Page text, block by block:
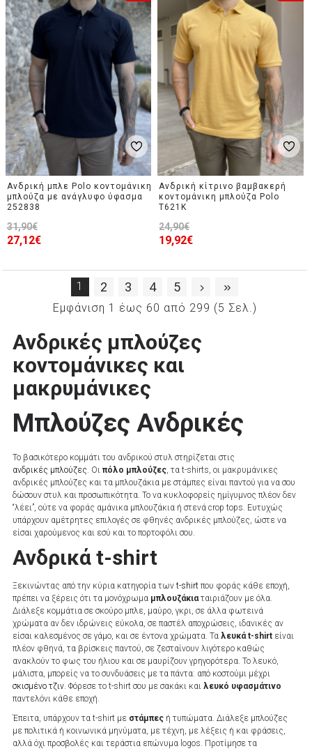
Ανδρικές μπλούζες
κοντομάνικες και
μακρυμάνικες
Μπλούζες Ανδρικές
Το βασικότερο κομμάτι του ανδρικού στυλ στηρίζεται στις
ανδρικές μπλούζες. Οι πόλο μπλούζες, τα t-shirts, οι μακρυμάνικες
ανδρικές μπλούζες και τα μπλουζάκια με στάμπες είναι παντού για να σου
δώσουν στυλ και προσωπικότητα. Το να κυκλοφορείς ημίγυμνος πλέον δεν
“λέει”, ούτε να φοράς αμάνικα μπλουζάκια ή στενά crop tops. Ευτυχώς
υπάρχουν αμέτρητες επιλογές σε φθηνές ανδρικές μπλούζες, ώστε να
είσαι χαρούμενος και εσύ και το πορτοφόλι σου.
Ανδρικά t-shirt
Ξεκινώντας από την κύρια κατηγορία των t-shirt που φοράς κάθε εποχή,
πρέπει να ξέρεις ότι τα μονόχρωμα μπλουζάκιαταιριάζουν με όλα.
Διάλεξε κομμάτια σε σκούρο μπλε, μαύρο, γκρι, σε άλλα φωτεινά
χρώματα αν δεν ιδρώνεις εύκολα, σε παστέλ αποχρώσεις, ιδανικές αν
είσαι καλεσμένος σε γάμο, και σε έντονα χρώματα. Τα λευκά t-shirt είναι
πλέον φθηνά, τα βρίσκεις παντού, σε ζεσταίνουν λιγότερο καθώς
ανακλούν το φως του ήλιου και σε μαυρίζουν γρηγορότερα. Το λευκό,
μάλιστα, μπορείς να το συνδυάσεις με τα πάντα: από κοστούμι μέχρι
σκισμένο τζιν. Φόρεσε το t-shirt σου με σακάκι και λευκό υφασμάτινο
παντελόνι κάθε εποχή.
Έπειτα, υπάρχουν τα t-shirt με στάμπες ή τυπώματα. Διάλεξε μπλούζες
με πολιτικά ή κοινωνικά μηνύματα, με τέχνη, με λέξεις ή και φράσεις,
αλλά όχι προσβολές και τεράστια επώνυμα logos. Προτίμησε τα
Ανδρική μπλε Polo κοντομάνικη
μπλούζα με ανάγλυφο ύφασμα
252838
27,12€
31,90€
Ανδρική κίτρινο βαμβακερή
κοντομάνικη μπλούζα Polo
T621K
19,92€
24,90€
1 2 3 4 5
Εμφάνιση 1 έως 60 από 299 (5 Σελ.)